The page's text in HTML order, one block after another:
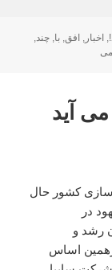
, اخبار, افق,با,چند,
می
کشور حال
در
رشد و
اساس